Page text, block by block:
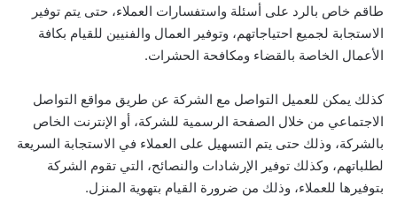
طاقم خاص بالرد على أسئلة واستفسارات العملاء، حتى يتم توفير
الاستجابة لجميع احتياجاتهم، وتوفير العمال والفنيين للقيام بكافة
الأعمال الخاصة بالقضاء ومكافحة الحشرات.
كذلك يمكن للعميل التواصل مع الشركة عن طريق مواقع التواصل
الاجتماعي من خلال الصفحة الرسمية للشركة، أو الإنترنت الخاص
بالشركة، وذلك حتى يتم التسهيل على العملاء في الاستجابة السريعة
لطلباتهم، وكذلك توفير الإرشادات والنصائح، التي تقوم الشركة
بتوفيرها للعملاء، وذلك من ضرورة القيام بتهوية المنزل.